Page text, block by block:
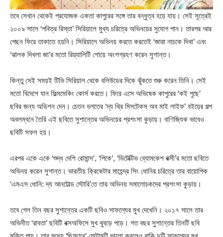
তবে সেখান থেকেই প্রযোজক একতা কাপুরের সঙ্গে তার বন্ধুত্ব হয়ে যায়। সেই সূত্রেই
২০০৯ সালে ‘পবিত্র রিস্তা’ সিরিয়ালে মুখ্য চরিত্রে অভিনয়ের সুযোগ পান। তারপর আর
পেছন ফিরে তাকাতে হয়নি। সিরিয়ালে অভিনয় করতে করতেই ‘জারা নাচকে দিখা’ এবং
‘ঝালক দিখলা জা’র মতো রিয়্যালিটি শোয়ে অংশগ্রহণ করেন সুশান্ত।
কিন্তু সেই সময়ই টিভি সিরিয়াল থেকে বলিউডের দিকে ঝুঁকতে শুরু করেন তিনি। সেই
মতো বিদেশে যান ফিল্মমেকিং কোর্স করতে। ফিরে এসে অভিষেক কাপুরের ‘কই পুছে’
ছবির জন্য অডিশন দেন। চেতন ভগতের ‘দ্য থ্রি মিসটেকস অব মাই লাইফ’ বইয়ের গল্প
অবলম্বনে তৈরি এই ছবিতে সুশান্তের অভিনয়ের প্রশংসা কুড়ায়। বাণিজ্যিক ভাবেও
ছবিটি সফল হয়।
এরপর একে একে ‘শুদ্ধ দেশি রোমান্স’, ‘পিকে’, ‘ডিটেক্টিভ ব্যোমকেশ বক্সী’র মতো ছবিতে
অভিনয় করেন সুশান্ত। ভারতীয় ক্রিকেটার মাহেন্দ্র সিং ধোনির চরিত্রে তার বায়োপিক
‘এমএস ধোনি: দ্য আনটোল্ড স্টোরি’তে তার অভিনয় সমালোচকদের প্রশংসা কুড়ায়।
তবে গেল তিন বছর সুশান্তের একটি ছবিও সাফল্যের মুখ দেখেনি। ২০১৭ সালে তার
অভিনীত ‘রাবতা’ ছবিটি বক্সঅফিসে মুখ থুবড়ে পড়ে। গত বছর সুশান্তের তিনটি ছবি